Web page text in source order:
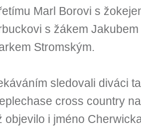
Marl Borovi s
s žákem
Stromským.
sledovali diváci
cross country
objevilo i jméno